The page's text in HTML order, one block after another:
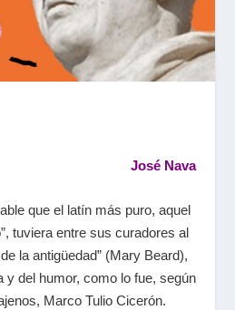
José Nava
que el latín más puro, aquel
tuviera entre sus curadores al
la antigüedad” (Mary Beard),
y del humor, como lo fue, según
Marco Tulio Cicerón.